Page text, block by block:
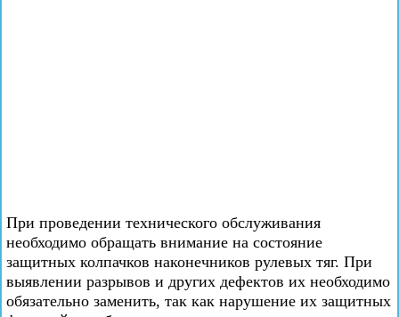
При проведении технического обслуживания
необходимо обращать внимание на состояние
защитных колпачков наконечников рулевых тяг. При
выявлении разрывов и других дефектов их необходимо
обязательно заменить, так как нарушение их защитных